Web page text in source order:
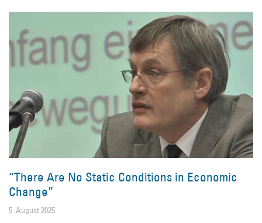
“There Are No Static Conditions in Economic
Change”
5. August 2025